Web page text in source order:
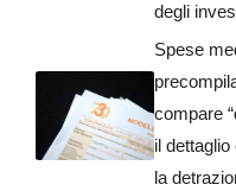
degli
Spese
compare
il
la